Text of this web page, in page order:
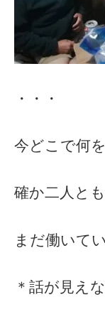
・・・
今どこで何
確か二人と
まだ働いて
＊話が見え